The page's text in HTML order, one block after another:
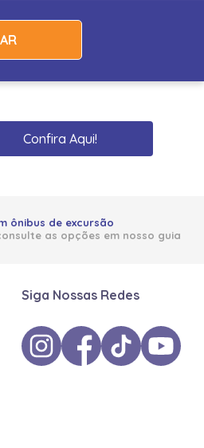
Confira Aqui!
ônibus de excursão
as opções em nosso guia
Siga Nossas Redes